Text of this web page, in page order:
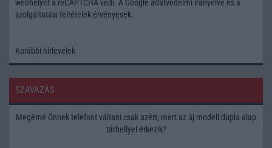
webhelyet a reCAPTCHA védi. A Google adatvédelmi irányelve és a
szolgáltatási feltételek érvényesek.
Korábbi hírlevelek
SZAVAZÁS
Megérné Önnek telefont váltani csak azért, mert az új modell dupla alap
tárhellyel érkezik?